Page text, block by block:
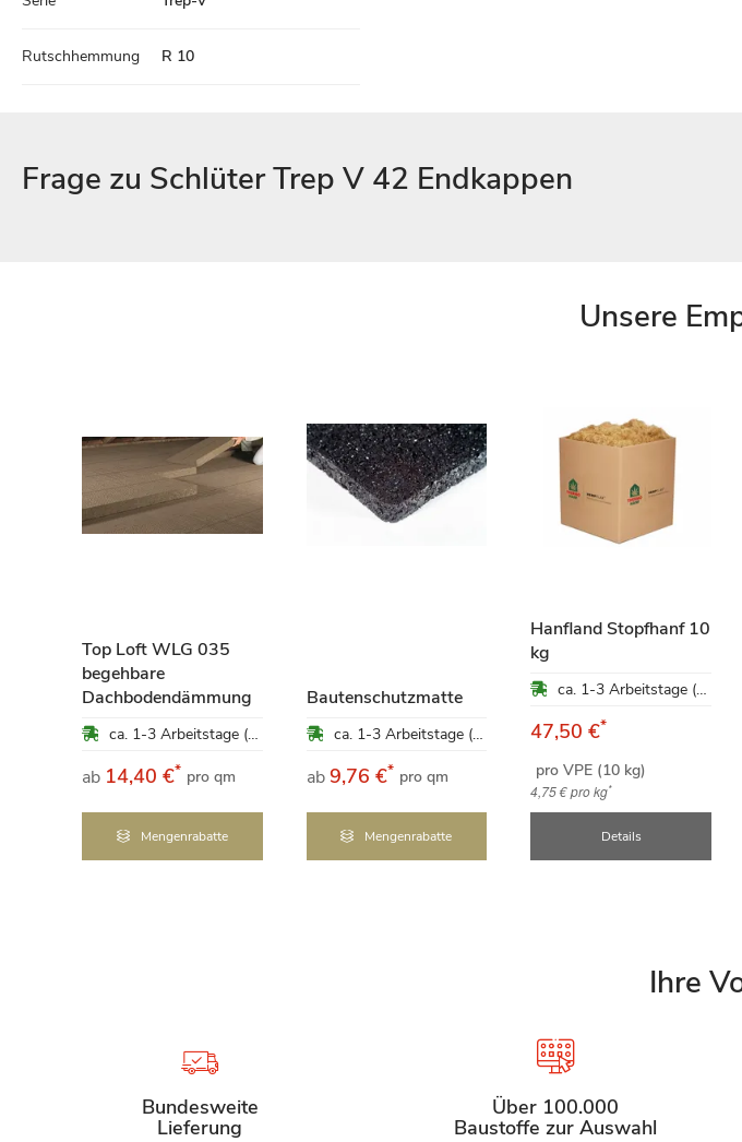
Rutschhemmung R 10
Frage zu Schlüter Trep V 42 Endkappen
Unsere
Top Loft WLG 035
begehbare
Dachbodendämmung
ca. 1-3 Arbeitstage (Mo-Fr)
ab 14,40 €* pro qm
Mengenrabatte
Bautenschutzmatte
ca. 1-3 Arbeitstage (Mo-Fr)
ab 9,76 €* pro qm
Mengenrabatte
Hanfland Stopfhanf 10
kg
ca. 1-3 Arbeitstage (Mo-Fr)
47,50 €*
pro VPE (10 kg)
4,75 €pro kg*
Details
Ihre
Bundesweite
Lieferung
Über 100.000
Baustoffe zur Auswahl